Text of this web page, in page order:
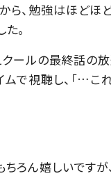
ら、勉強はほどほ
。
クールの最終話の
で視聴し、「…こ
ろん嬉しいです